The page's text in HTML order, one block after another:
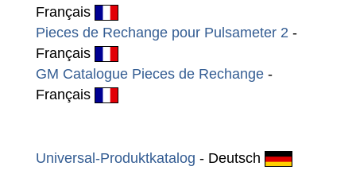
Français
Pieces de Rechange pour Pulsameter 2 -
Français
GM Catalogue Pieces de Rechange -
Français
Universal-Produktkatalog - Deutsch